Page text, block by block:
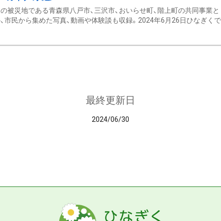
被災地である青森県八戸市、三沢市、おいらせ町、階上町の共同事業
市民から集めた写真、動画や体験談も収録。2024年6月26日ひなぎく
最終更新日
2024/06/30